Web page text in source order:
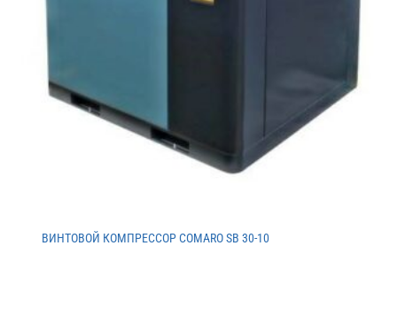
ВИНТОВОЙ КОМПРЕССОР COMARO SB 30-10